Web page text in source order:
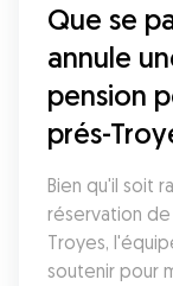
Que se
annule
pension
prés-
Bien qu'il soit
réservation
Troyes,
soutenir pour